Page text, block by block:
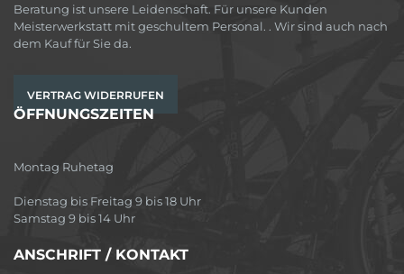
Beratung ist unsere Leidenschaft. Für unsere Kunden
Meisterwerkstatt mit geschultem Personal. . Wir sind auch nach
dem Kauf für Sie da.
VERTRAG WIDERRUFEN
ÖFFNUNGSZEITEN
Montag Ruhetag
Dienstag bis Freitag 9 bis 18 Uhr
Samstag 9 bis 14 Uhr
ANSCHRIFT / KONTAKT